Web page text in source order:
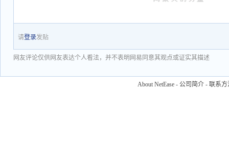
请登录发贴
网友评论仅供网友表达个人看法，并不表明网易同意其观点或证实其描述
About NetEase - 公司简介 - 联系方